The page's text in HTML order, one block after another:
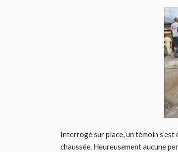
Interrogé sur place, un témoin s’est
chaussée. Heureusement aucune